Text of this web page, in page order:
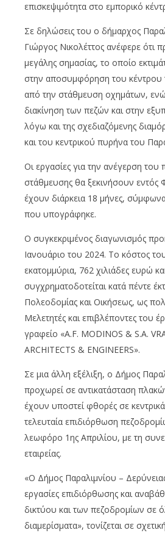
επισκεψιμότητα στο εμπορικό
Σε δηλώσεις του ο δήμαρχος
Γιώργος Νικολέττος ανέφερε ότι
μεγάλης σημασίας, το οποίο
στην αποσυμφόρηση του κέντρου
από την στάθμευση οχημάτων,
διακίνηση των πεζών και στην
λόγω και της σχεδιαζόμενης
και του κεντρικού πυρήνα του
Οι εργασίες για την ανέγερση
στάθμευσης θα ξεκινήσουν εντός
έχουν διάρκεια 18 μήνες,
που υπογράφηκε.
Ο συγκεκριμένος διαγωνισμός
Ιανουάριο του 2024. Το κόστος
εκατομμύρια, 762 χιλιάδες ευρώ
συγχρηματοδοτείται κατά πέντε
Πολεοδομίας και Οικήσεως, ως
Μελετητές και επιβλέποντες του
γραφείο «A.F. MODINOS & S.A.
ARCHITECTS & ENGINEERS».
Σε μια άλλη εξέλιξη, ο Δήμος
προχωρεί σε αντικατάσταση
έχουν υποστεί φθορές σε
τελευταία επιδιόρθωση
λεωφόρο 1ης Απριλίου, με τη
εταιρείας.
«Ο Δήμος Παραλιμνίου –
εργασίες επιδιόρθωσης και
δικτύου και των πεζοδρομίων σε
διαμερίσματα», τονίζεται σε